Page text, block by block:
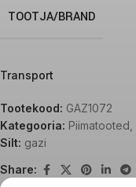
TOOTJA/BRAND
Transport
Tootekood: GAZ1072
Kategooria: Piimatooted
Silt: gazi
Share: